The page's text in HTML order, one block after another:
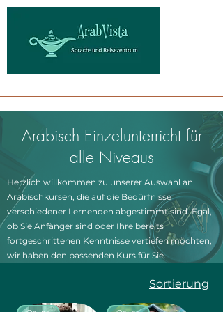
Arabisch Einzelunterricht für
alle Niveaus
Herzlich willkommen zu unserer Auswahl an
Arabischkursen, die auf die Bedürfnisse
verschiedener Lernenden abgestimmt sind. Egal,
ob Sie Anfänger sind oder Ihre bereits
fortgeschrittenen Kenntnisse vertiefen möchten,
wir haben den passenden Kurs für Sie.
Sortierung